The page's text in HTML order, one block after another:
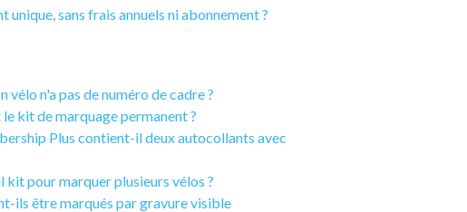
unique, sans frais annuels ni abonnement ?
vélo n'a pas de numéro de cadre ?
kit de marquage permanent ?
Plus contient-il deux autocollants avec
kit pour marquer plusieurs vélos ?
ils être marqués par gravure visible